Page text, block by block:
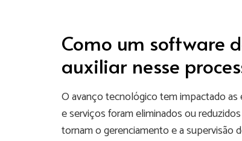
Como um software
auxiliar nesse
O avanço tecnológico tem impactado
e serviços foram eliminados ou
tornam o gerenciamento e a supervisão